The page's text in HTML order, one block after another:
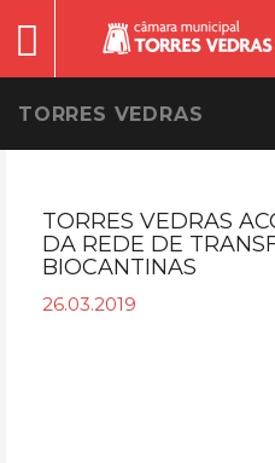
TORRES VEDRAS
TORRES VEDRAS
DA REDE DE
BIOCANTINAS
26.03.2019